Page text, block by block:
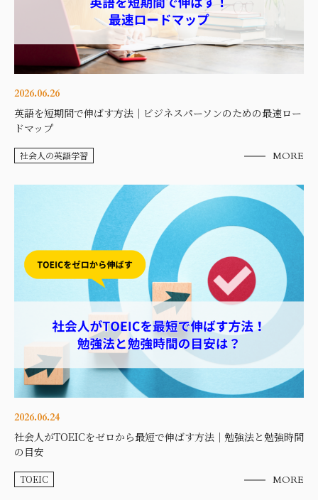
2026.06.26
英語を短期間で伸ばす方法｜ビジネスパーソンのための最速ロー
ドマップ
社会人の英語学習 MORE
2026.06.24
社会人がTOEICをゼロから最短で伸ばす方法｜勉強法と勉強時間
の目安
TOEIC MORE